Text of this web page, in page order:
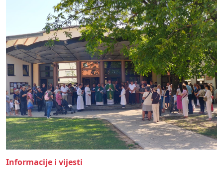
Informacije i vijesti